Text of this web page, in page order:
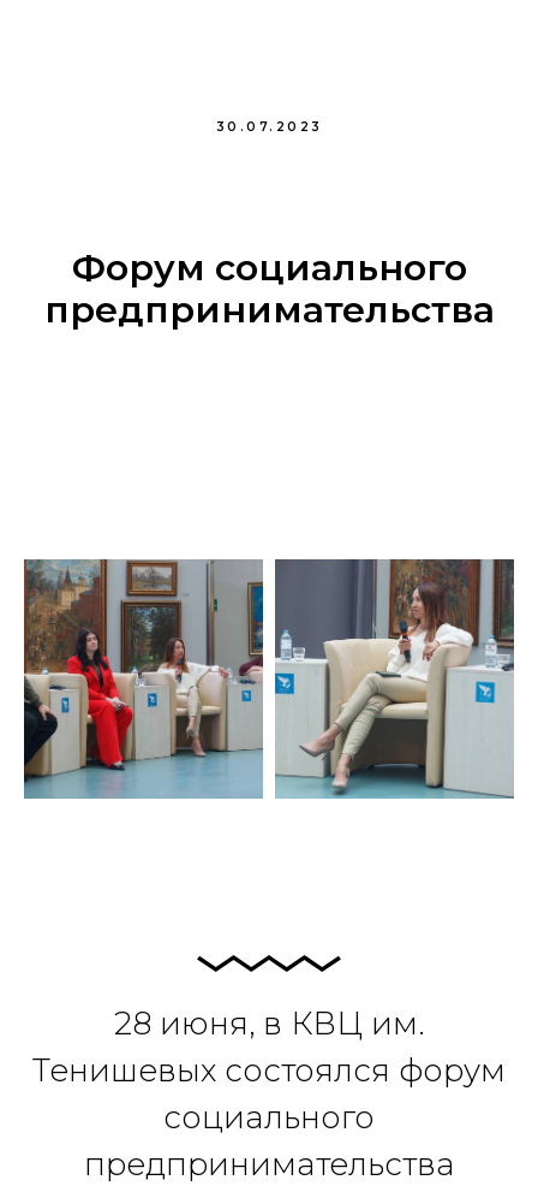
30.07.2023
Форум социального
предпринимательства
28 июня, в КВЦ им.
Тенишевых состоялся форум
социального
предпринимательства